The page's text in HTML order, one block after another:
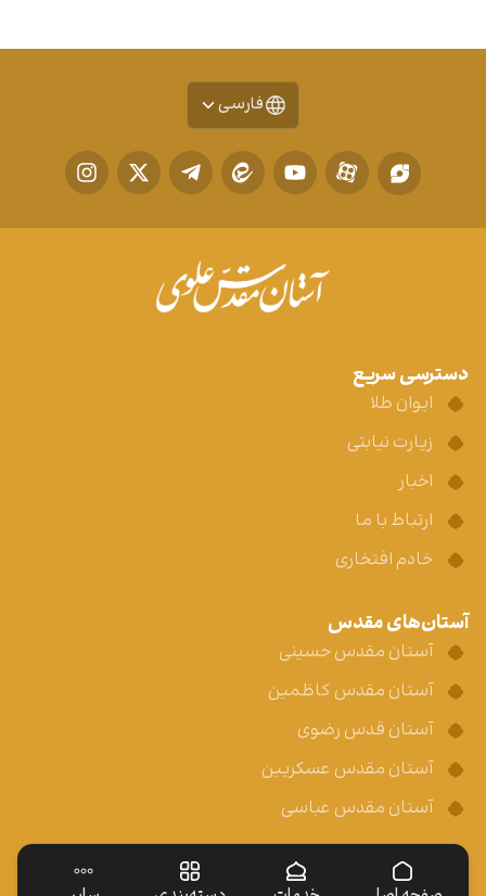
فارسی
دسترسی سریع
ایوان طلا
زیارت نیابتی
اخبار
ارتباط با ما
خادم افتخاری
آستان‌های مقدس
آستان مقدس حسینی
آستان مقدس کاظمین
آستان قدس رضوی
آستان مقدس عسکریین
آستان مقدس عباسی